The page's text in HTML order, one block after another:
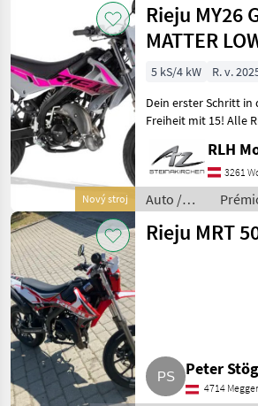
Kategorie 1 Země Filtry
AKTUÁLNÍ
CESTA
Rieju
VYBRAT
osobné automobily / nákladné
MARKETPLACE
Marketplace
Nabídky
prodejců
Obnovit
Zobrazit
21
výsledků
Nový stroj
Rieju MY26
MATTER
5 kS/4 kW
R. v.
Dein erster Schritt in
Freiheit mit 15! Alle Rieju-
sofort verfügbar! In 2
verschiedenen Größe
erhältlich: LOW: 815
Standard: 875 mm
3261
Auto /
Motocykle
/ Rieju
Rieju MRT
Peter
4714